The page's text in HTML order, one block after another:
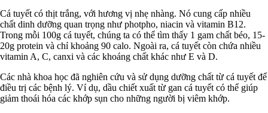
Cá tuyết có thịt trắng, với hương vị nhẹ nhàng. Nó cung cấp nhiều
chất dinh dưỡng quan trọng như photpho, niacin và vitamin B12.
Trong mỗi 100g cá tuyết, chúng ta có thể tìm thấy 1 gam chất béo, 15-
20g protein và chỉ khoảng 90 calo. Ngoài ra, cá tuyết còn chứa nhiều
vitamin A, C, canxi và các khoáng chất khác như E và D.
Các nhà khoa học đã nghiên cứu và sử dụng dưỡng chất từ cá tuyết để
điều trị các bệnh lý. Ví dụ, dầu chiết xuất từ gan cá tuyết có thể giúp
giảm thoái hóa các khớp sụn cho những người bị viêm khớp.